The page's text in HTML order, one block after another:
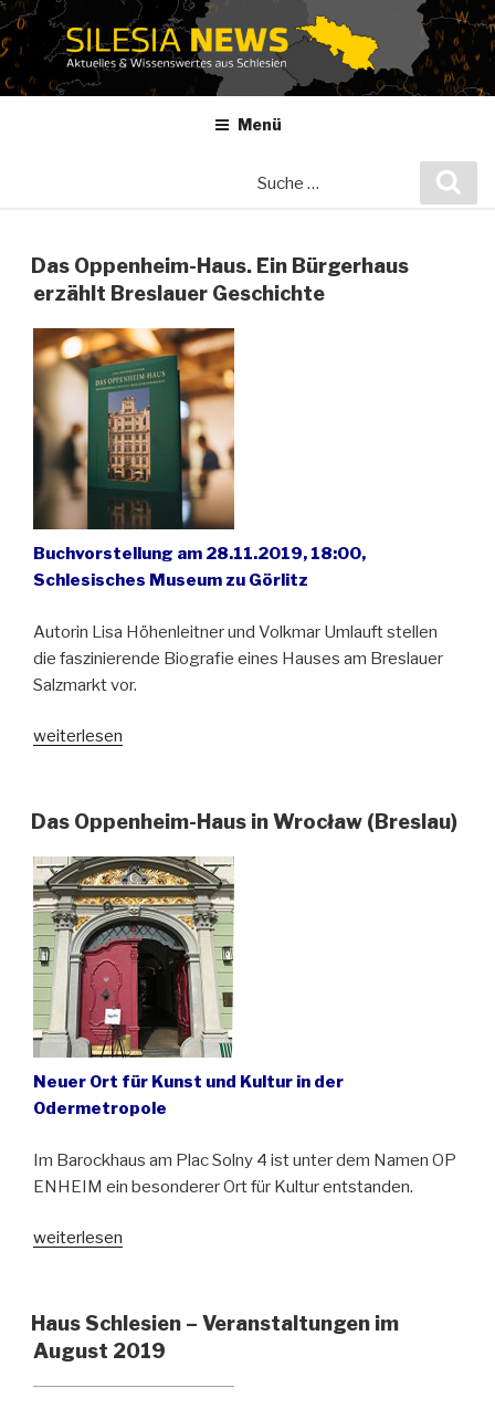
Zum
Inhalt
springen
Menü
Das Oppenheim-Haus. Ein Bürgerhaus
erzählt Breslauer Geschichte
Buchvorstellung am 28.11.2019, 18:00,
Schlesisches Museum zu Görlitz
Autorin Lisa Höhenleitner und Volkmar Umlauft stellen
die faszinierende Biografie eines Hauses am Breslauer
Salzmarkt vor.
„Das
Ein
erzählt
Breslauer
Geschichte“
weiterlesen
Das Oppenheim-Haus in Wrocław (Breslau)
Neuer Ort für Kunst und Kultur in der
Odermetropole
Im Barockhaus am Plac Solny 4 ist unter dem Namen OP
ENHEIM ein besonderer Ort für Kultur entstanden.
„Das
in
Wrocław
weiterlesen
Haus Schlesien – Veranstaltungen im
August 2019